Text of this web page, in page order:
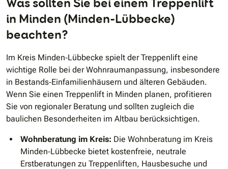
diesen Standard sind Lieferzeiten möglich, die den Markt
revolutionieren.
in Minden (Minden-Lübbecke)
beachten?
Im Kreis Minden‐Lübbecke spielt der Treppenlift eine
wichtige Rolle bei der Wohnraumanpassung, insbesondere
in Bestands‐Einfamilienhäusern und älteren Gebäuden.
Wenn Sie einen Treppenlift in Minden planen, profitieren
Sie von regionaler Beratung und sollten zugleich die
baulichen Besonderheiten im Altbau berücksichtigen.
Wohnberatung im Kreis: Die Wohnberatung im Kreis
Minden‐Lübbecke bietet kostenfreie, neutrale
Erstberatungen zu Treppenliften, Hausbesuche und